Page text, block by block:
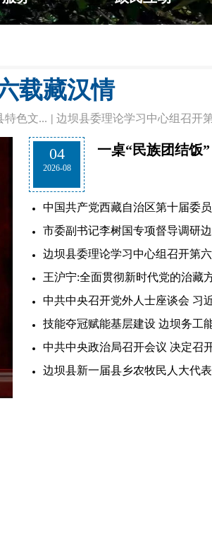
载藏汉情
特色文... | 边坝县委理论学习中心组召开
04
2026-08
一桌“民族团结饭
中国共产党西藏自治区第十届委员会第十次全体会
市委副书记李树国专项督导调研边坝县特色文旅小
边坝县委理论学习中心组召开第六次学习会暨习近平党建思
王沪宁:全面贯彻新时代党的治藏方略奋力推进“十五五”时期
中共中央召开党外人士座谈会 习近平主持并发
技能夺冠赋能基层建设 边坝务工能手以赛
中共中央政治局召开会议 决定召开二十届五中全会 分析研究当前经济形势和经济工作 中共中央
边坝县新一届县乡农牧民人大代表履职能力提升培